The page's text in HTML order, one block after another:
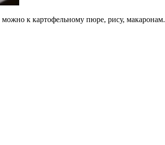
к картофельному пюре, рису, макаронам.